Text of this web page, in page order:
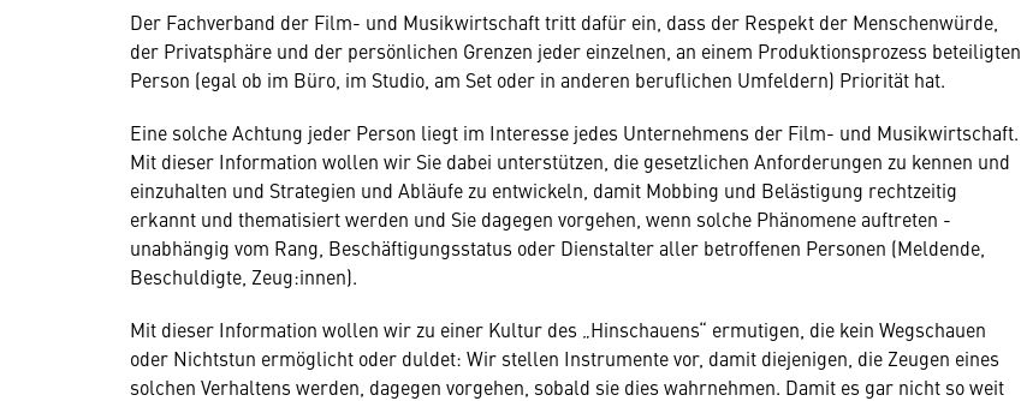
Der Fachverband der Film- und Musikwirtschaft tritt dafür ein, dass der Respekt der Menschenwürde,
der Privatsphäre und der persönlichen Grenzen jeder einzelnen, an einem Produktionsprozess beteiligten
Person (egal ob im Büro, im Studio, am Set oder in anderen beruflichen Umfeldern) Priorität hat.
Eine solche Achtung jeder Person liegt im Interesse jedes Unternehmens der Film- und Musikwirtschaft.
Mit dieser Information wollen wir Sie dabei unterstützen, die gesetzlichen Anforderungen zu kennen und
einzuhalten und Strategien und Abläufe zu entwickeln, damit Mobbing und Belästigung rechtzeitig
erkannt und thematisiert werden und Sie dagegen vorgehen, wenn solche Phänomene auftreten -
unabhängig vom Rang, Beschäftigungsstatus oder Dienstalter aller betroffenen Personen (Meldende,
Beschuldigte, Zeug:innen).
Mit dieser Information wollen wir zu einer Kultur des „Hinschauens“ ermutigen, die kein Wegschauen
oder Nichtstun ermöglicht oder duldet: Wir stellen Instrumente vor, damit diejenigen, die Zeugen eines
solchen Verhaltens werden, dagegen vorgehen, sobald sie dies wahrnehmen. Damit es gar nicht so weit